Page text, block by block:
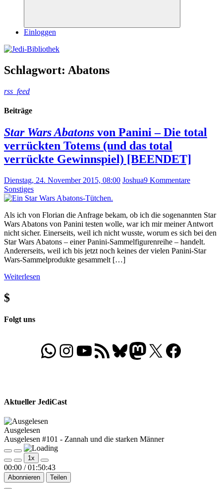
Suchen
Einloggen
Schlagwort: Abatons
rss_feed
Beiträge
Star Wars Abatons von Panini – Die total
verrückten Totems (und das total
verrückte Gewinnspiel) [BEENDET]
Dienstag, 24. November 2015, 08:00 Joshua9 Kommentare
Sonstiges
Als ich von Florian die Anfrage bekam, ob ich die sogenannten Star
Wars Abatons von Panini testen wolle, war ich mir meiner Antwort
nicht sicher. Einerseits, weil ich nicht wusste, worum es sich bei den
Star Wars Abatons – einer Panini-Sammelfigurenreihe – handelt.
Andererseits, weil ich bis jetzt noch keines der vielen Panini-Star
Wars-Sammelprodukte gesammelt […]
Weiterlesen
$
Folgt uns
WhatsApp
Folgt uns auf Instagram
Besucht unseren YouTube-Kanal
RSS-FeedBluesky
Folgt uns auf Mastodon
X Folgt uns auf
Aktueller JediCast
Ausgelesen
Ausgelesen #101 - Zannah und die starken Männer
Play
Episode
Pause
Episode
1x
00:00 / 01:50:43
Abonnieren Teilen